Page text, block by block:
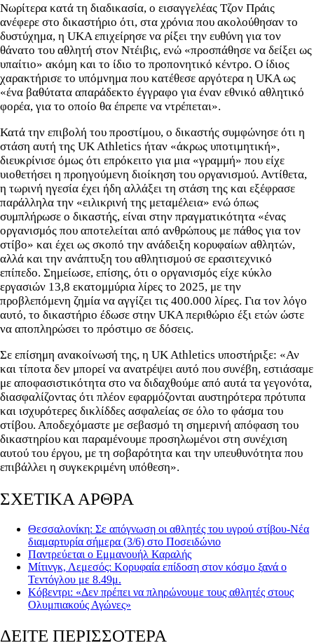
Νωρίτερα κατά τη διαδικασία, ο εισαγγελέας Τζον Πράις
ανέφερε στο δικαστήριο ότι, στα χρόνια που ακολούθησαν το
δυστύχημα, η UKA επιχείρησε να ρίξει την ευθύνη για τον
θάνατο του αθλητή στον Ντέιβις, ενώ «προσπάθησε να δείξει ως
υπαίτιο» ακόμη και το ίδιο το προπονητικό κέντρο. Ο ίδιος
χαρακτήρισε το υπόμνημα που κατέθεσε αργότερα η UKA ως
«ένα βαθύτατα απαράδεκτο έγγραφο για έναν εθνικό αθλητικό
φορέα, για το οποίο θα έπρεπε να ντρέπεται».
Κατά την επιβολή του προστίμου, ο δικαστής συμφώνησε ότι η
στάση αυτή της UK Athletics ήταν «άκρως υποτιμητική»,
διευκρίνισε όμως ότι επρόκειτο για μια «γραμμή» που είχε
υιοθετήσει η προηγούμενη διοίκηση του οργανισμού. Αντίθετα,
η τωρινή ηγεσία έχει ήδη αλλάξει τη στάση της και εξέφρασε
παράλληλα την «ειλικρινή της μεταμέλεια» ενώ όπως
συμπλήρωσε ο δικαστής, είναι στην πραγματικότητα «ένας
οργανισμός που αποτελείται από ανθρώπους με πάθος για τον
στίβο» και έχει ως σκοπό την ανάδειξη κορυφαίων αθλητών,
αλλά και την ανάπτυξη του αθλητισμού σε ερασιτεχνικό
επίπεδο. Σημείωσε, επίσης, ότι ο οργανισμός είχε κύκλο
εργασιών 13,8 εκατομμύρια λίρες το 2025, με την
προβλεπόμενη ζημία να αγγίζει τις 400.000 λίρες. Για τον λόγο
αυτό, το δικαστήριο έδωσε στην UKA περιθώριο έξι ετών ώστε
να αποπληρώσει το πρόστιμο σε δόσεις.
Σε επίσημη ανακοίνωσή της, η UK Athletics υποστήριξε: «Αν
και τίποτα δεν μπορεί να ανατρέψει αυτό που συνέβη, εστιάσαμε
με αποφασιστικότητα στο να διδαχθούμε από αυτά τα γεγονότα,
διασφαλίζοντας ότι πλέον εφαρμόζονται αυστηρότερα πρότυπα
και ισχυρότερες δικλίδδες ασφαλείας σε όλο το φάσμα του
στίβου. Αποδεχόμαστε με σεβασμό τη σημερινή απόφαση του
δικαστηρίου και παραμένουμε προσηλωμένοι στη συνέχιση
αυτού του έργου, με τη σοβαρότητα και την υπευθυνότητα που
επιβάλλει η συγκεκριμένη υπόθεση».
ΣΧΕΤΙΚΑ ΑΡΘΡΑ
Θεσσαλονίκη: Σε απόγνωση οι αθλητές του υγρού στίβου-Νέα
διαμαρτυρία σήμερα (3/6) στο Ποσειδώνιο
Παντρεύεται ο Εμμανουήλ Καραλής
Μίτινγκ, Λεμεσός: Κορυφαία επίδοση στον κόσμο ξανά ο
Τεντόγλου με 8.49μ.
Κόβεντρι: «Δεν πρέπει να πληρώνουμε τους αθλητές στους
Ολυμπιακούς Αγώνες»
ΔΕΙΤΕ ΠΕΡΙΣΣΟΤΕΡΑ